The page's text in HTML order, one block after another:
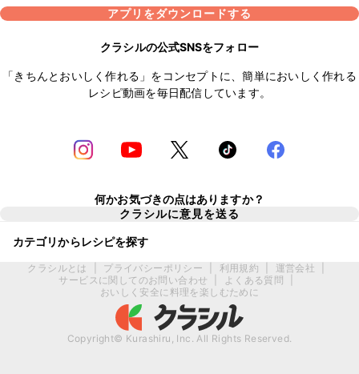
アプリをダウンロードする
クラシルの公式SNSをフォロー
「きちんとおいしく作れる」をコンセプトに、簡単においしく作れる
レシピ動画を毎日配信しています。
何かお気づきの点はありますか？
クラシルに意見を送る
カテゴリからレシピを探す
クラシルとは プライバシーポリシー 利用規約 運営会社
サービスに関してのお問い合わせ
よくある質問
おいしく安全に料理を楽しむために
Copyright© Kurashiru, Inc. All Rights Reserved.